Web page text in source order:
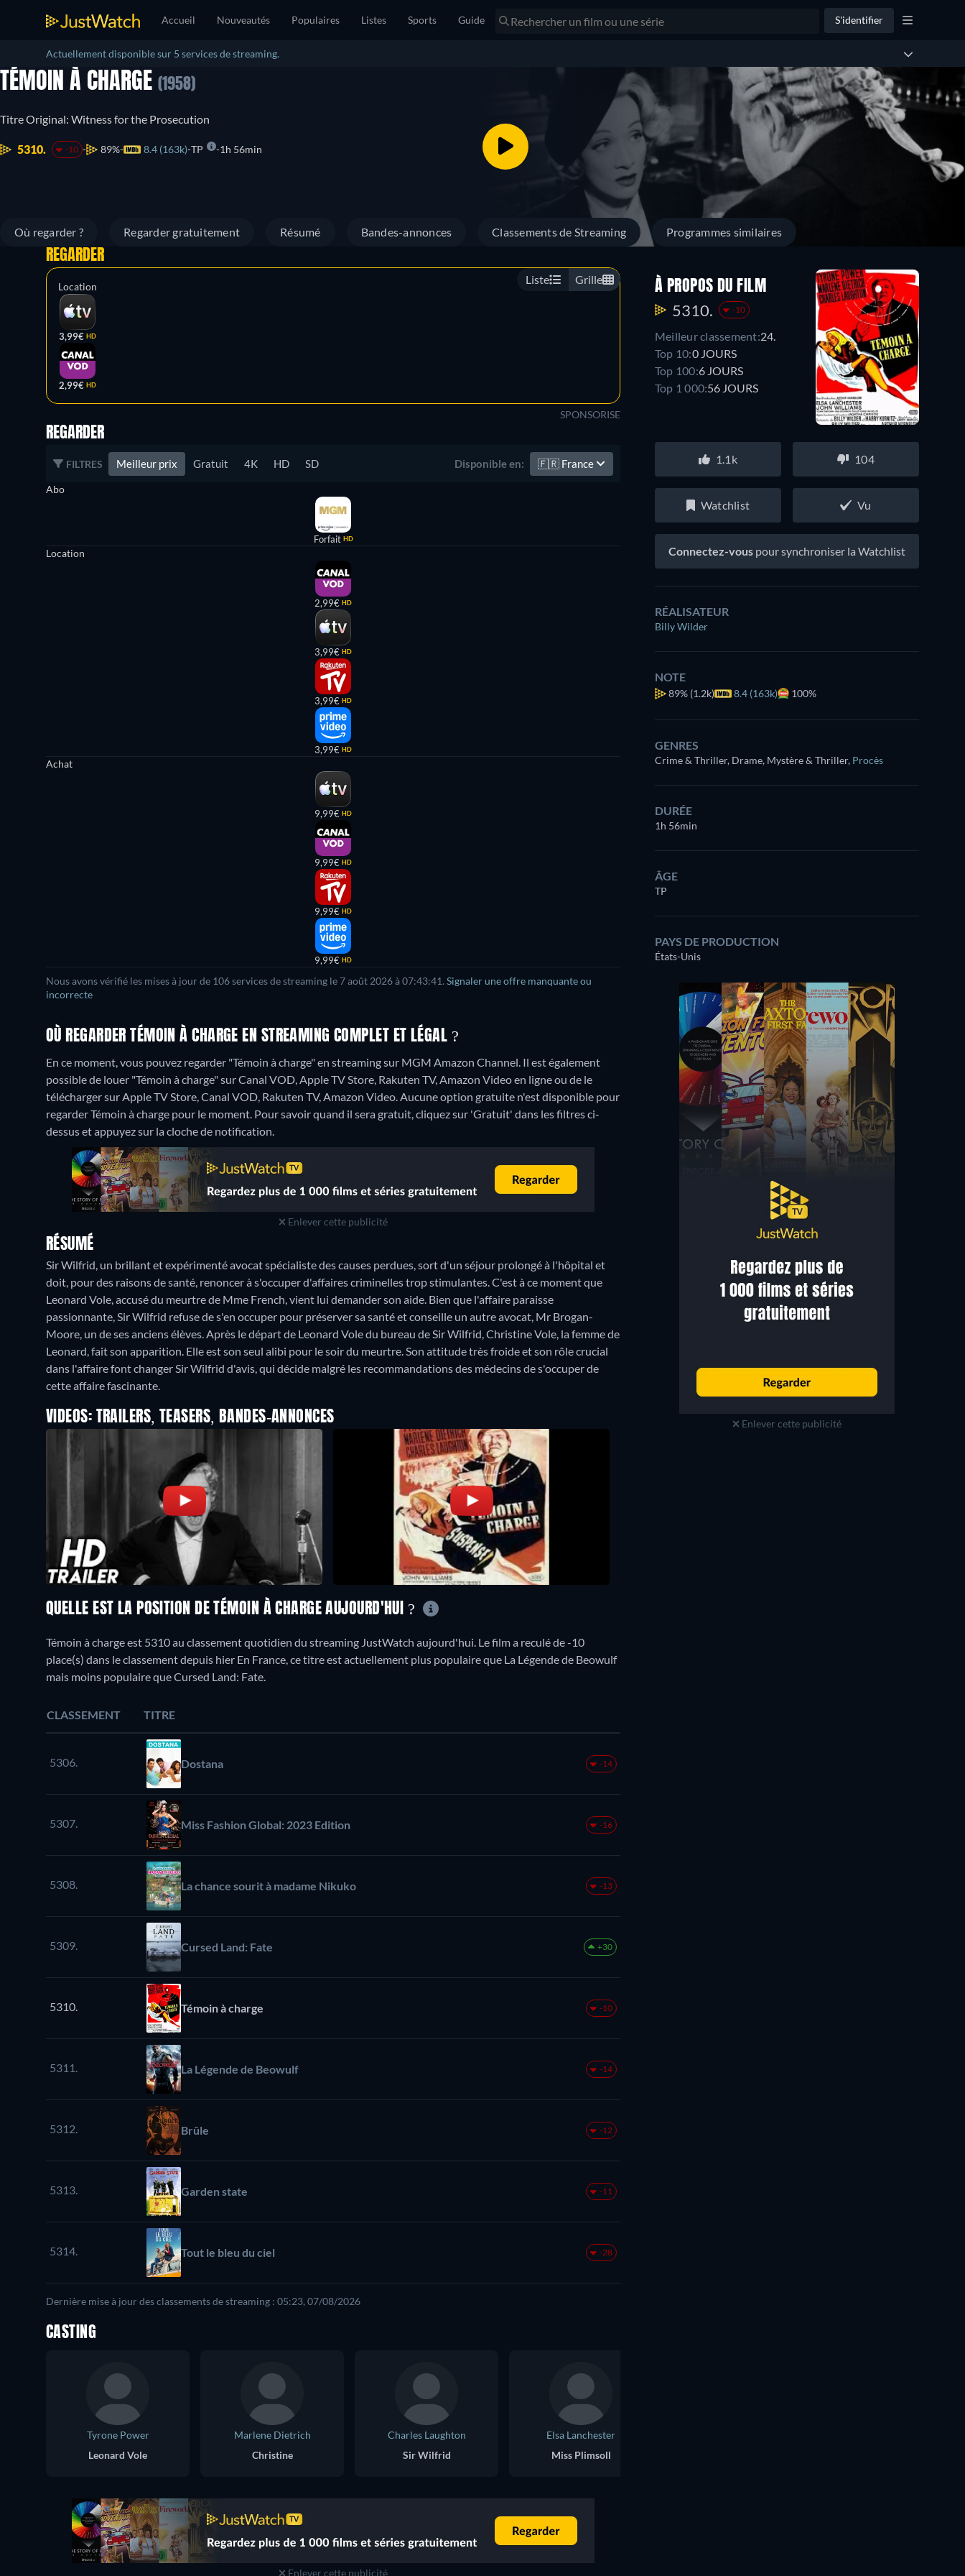
Accueil Nouveautés Populaires Listes Sports Guide S'identifier
Actuellement disponible sur 5 services de streaming.
TÉMOIN À CHARGE (1958)
Titre Original: Witness for the Prosecution
5310. -10 89% 8.4 (163k) TP 1h 56min
Où regarder ? Regarder gratuitement Résumé Bandes-annonces Classements de Streaming Programmes similaires
Liste Grille
REGARDER
Location
3,99€ HD
2,99€ HD
SPONSORISE
REGARDER
FILTRES Meilleur prix Gratuit 4K HD SD Disponible en: 🇫🇷 France
Abo
Forfait HD
Location
2,99€ HD
3,99€ HD
3,99€ HD
3,99€ HD
Achat
9,99€ HD
9,99€ HD
9,99€ HD
9,99€ HD
Nous avons vérifié les mises à jour de 106 services de streaming le 7 août 2026 à 07:43:41. Signaler une offre manquante ou
incorrecte
OÙ REGARDER TÉMOIN À CHARGE EN STREAMING COMPLET ET LÉGAL ?
En ce moment, vous pouvez regarder "Témoin à charge" en streaming sur MGM Amazon Channel. Il est également
possible de louer "Témoin à charge" sur Canal VOD, Apple TV Store, Rakuten TV, Amazon Video en ligne ou de le
télécharger sur Apple TV Store, Canal VOD, Rakuten TV, Amazon Video.Aucune option gratuite n'est disponible pour
regarder Témoin à charge pour le moment. Pour savoir quand il sera gratuit, cliquez sur 'Gratuit' dans les filtres ci-
dessus et appuyez sur la cloche de notification.
Enlever cette publicité
RÉSUMÉ
Sir Wilfrid, un brillant et expérimenté avocat spécialiste des causes perdues, sort d'un séjour prolongé à l'hôpital et
doit, pour des raisons de santé, renoncer à s'occuper d'affaires criminelles trop stimulantes. C'est à ce moment que
Leonard Vole, accusé du meurtre de Mme French, vient lui demander son aide. Bien que l'affaire paraisse
passionnante, Sir Wilfrid refuse de s'en occuper pour préserver sa santé et conseille un autre avocat, Mr Brogan-
Moore, un de ses anciens élèves. Après le départ de Leonard Vole du bureau de Sir Wilfrid, Christine Vole, la femme de
Leonard, fait son apparition. Elle est son seul alibi pour le soir du meurtre. Son attitude très froide et son rôle crucial
dans l'affaire font changer Sir Wilfrid d'avis, qui décide malgré les recommandations des médecins de s'occuper de
cette affaire fascinante.
VIDEOS: TRAILERS, TEASERS, BANDES-ANNONCES
À PROPOS DU FILM
5310. -10
Meilleur classement:24.
Top 10:0 JOURS
Top 100:6 JOURS
Top 1 000:56 JOURS
1.1k 104
Watchlist Vu
Connectez-vous pour synchroniser la Watchlist
RÉALISATEUR
Billy Wilder
NOTE
89% (1.2k) 8.4 (163k) 100%
GENRES
Crime & Thriller, Drame, Mystère & Thriller, Procès
DURÉE
1h 56min
ÂGE
TP
PAYS DE PRODUCTION
États-Unis
Enlever cette publicité
QUELLE EST LA POSITION DE TÉMOIN À CHARGE AUJOURD'HUI ?
Témoin à charge est 5310 au classement quotidien du streaming JustWatch aujourd'hui. Le film a reculé de -10
place(s) dans le classement depuis hier En France, ce titre est actuellement plus populaire que La Légende de Beowulf
mais moins populaire que Cursed Land: Fate.
CLASSEMENT TITRE
5306. Dostana -14
5307. Miss Fashion Global: 2023 Edition -16
5308. La chance sourit à madame Nikuko -13
5309. Cursed Land: Fate +30
5310. Témoin à charge -10
5311. La Légende de Beowulf -14
5312. Brûle -12
5313. Garden state -11
5314. Tout le bleu du ciel -28
Dernière mise à jour des classements de streaming : 05:23, 07/08/2026
CASTING
Tyrone Power
Leonard Vole
Marlene Dietrich
Christine
Charles Laughton
Sir Wilfrid
Elsa Lanchester
Miss Plimsoll
Enlever cette publicité